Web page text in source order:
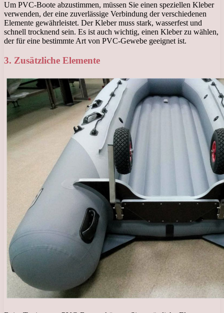
Um PVC-Boote abzustimmen, müssen Sie einen speziellen Kleber
verwenden, der eine zuverlässige Verbindung der verschiedenen
Elemente gewährleistet. Der Kleber muss stark, wasserfest und
schnell trocknend sein. Es ist auch wichtig, einen Kleber zu wählen,
der für eine bestimmte Art von PVC-Gewebe geeignet ist.
3. Zusätzliche Elemente